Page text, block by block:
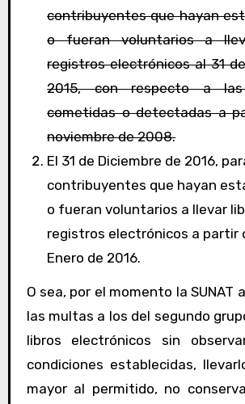
contribuyentes que hayan
o fueran voluntarios a
registros electrónicos al 31
2015, con respecto a las
cometidas o detectadas a
noviembre de 2008.
El 31 de Diciembre de 2016,
contribuyentes que hayan
o fueran voluntarios a llevar
registros electrónicos a partir
Enero de 2016.
O sea, por el momento la SUNAT
las multas a los del segundo
libros electrónicos sin
condiciones establecidas,
mayor al permitido, no